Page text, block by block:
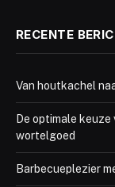
RECENTE
Van houtkachel
De optimale
wortelgoed
Barbecueplezier